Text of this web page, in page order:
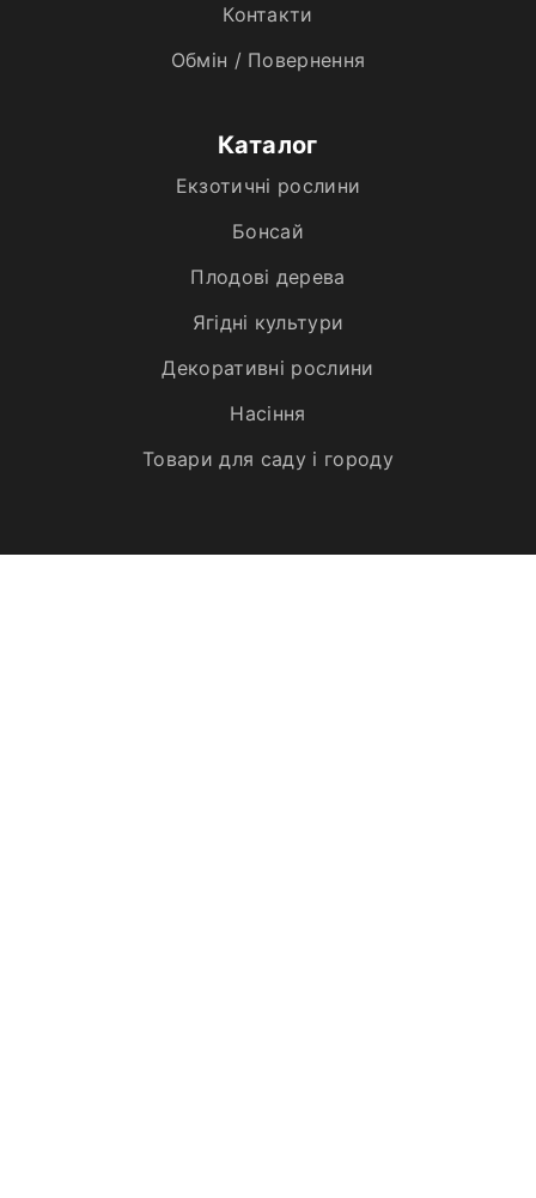
Контакти
Обмін / Повернення
Каталог
Екзотичні рослини
Бонсай
Плодові дерева
Ягідні культури
Декоративні рослини
Насіння
Товари для саду і городу